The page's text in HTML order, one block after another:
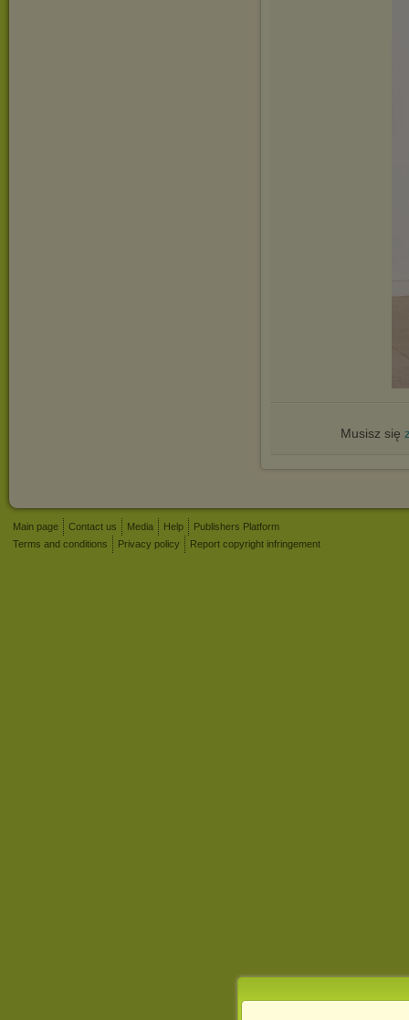
Musisz się
Main page Contact us Media Help
Publishers Platform
Terms and conditions
Privacy policy Report copyright infringement